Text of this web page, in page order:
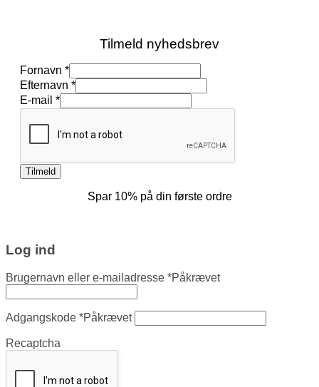
Tilmeld nyhedsbrev
Fornavn *
Efternavn *
Fornavn
E-
mail
Efternavn
E-mail *
Tilmeld
Spar 10% på din første ordre
Log ind
Brugernavn eller e-mailadresse *Påkrævet
Adgangskode *Påkrævet
Recaptcha